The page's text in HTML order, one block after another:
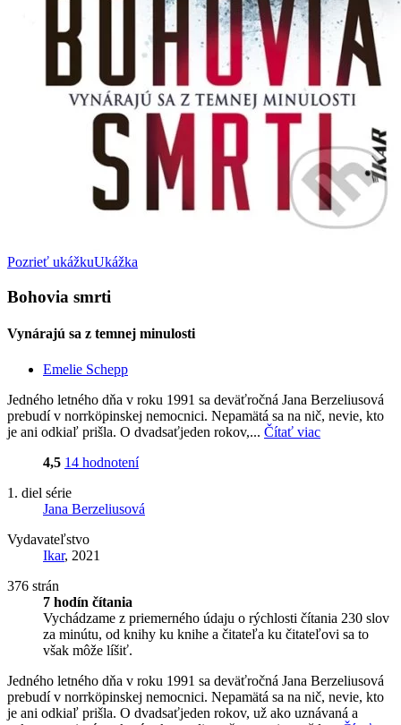
Pozrieť ukážkuUkážka
Bohovia smrti
Vynárajú sa z temnej minulosti
Emelie Schepp
Jedného letného dňa v roku 1991 sa deväťročná Jana Berzeliusová
prebudí v norrköpinskej nemocnici. Nepamätá sa na nič, nevie, kto
je ani odkiaľ prišla. O dvadsaťjeden rokov,... Čítať viac
4,5 14 hodnotení
1. diel série
Jana Berzeliusová
Vydavateľstvo
Ikar, 2021
376 strán
7 hodín čítania
Vychádzame z priemerného údaju o rýchlosti čítania 230 slov
za minútu, od knihy ku knihe a čitateľa ku čitateľovi sa to
však môže líšiť.
Jedného letného dňa v roku 1991 sa deväťročná Jana Berzeliusová
prebudí v norrköpinskej nemocnici. Nepamätá sa na nič, nevie, kto
je ani odkiaľ prišla. O dvadsaťjeden rokov, už ako uznávaná a